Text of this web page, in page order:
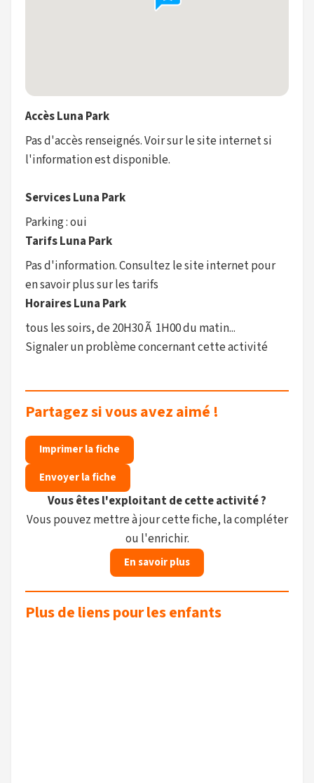
Accès Luna Park
Pas d'accès renseignés. Voir sur le site internet si
l'information est disponible.
Services Luna Park
Parking : oui
Tarifs Luna Park
Pas d'information. Consultez le site internet pour
en savoir plus sur les tarifs
Horaires Luna Park
tous les soirs, de 20H30 Ã 1H00 du matin...
Signaler un problème concernant cette activité
Partagez si vous avez aimé !
Imprimer la fiche
Envoyer la fiche
Vous êtes l'exploitant de cette activité ?
Vous pouvez mettre à jour cette fiche, la compléter
ou l'enrichir.
En savoir plus
Plus de liens pour les enfants